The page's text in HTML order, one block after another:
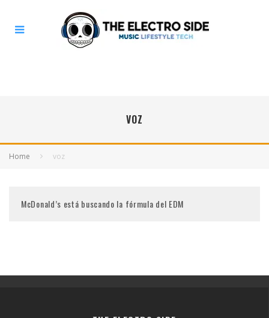
VOZ
Home voz
McDonald’s está buscando la fórmula del EDM